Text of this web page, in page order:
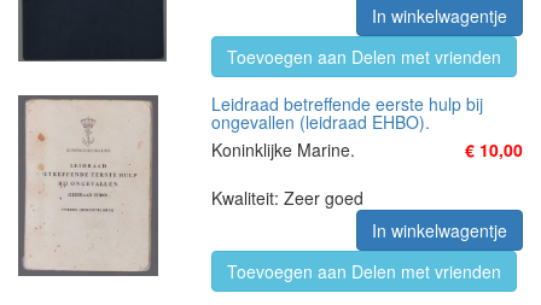
In winkelwagentje
Toevoegen aan Delen met vrienden
Leidraad betreffende eerste hulp bij
ongevallen (leidraad EHBO).
Koninklijke Marine.
€ 10,00
Kwaliteit: Zeer goed
In winkelwagentje
Toevoegen aan Delen met vrienden